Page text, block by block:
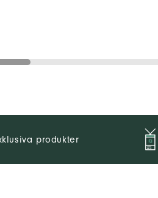
produkter